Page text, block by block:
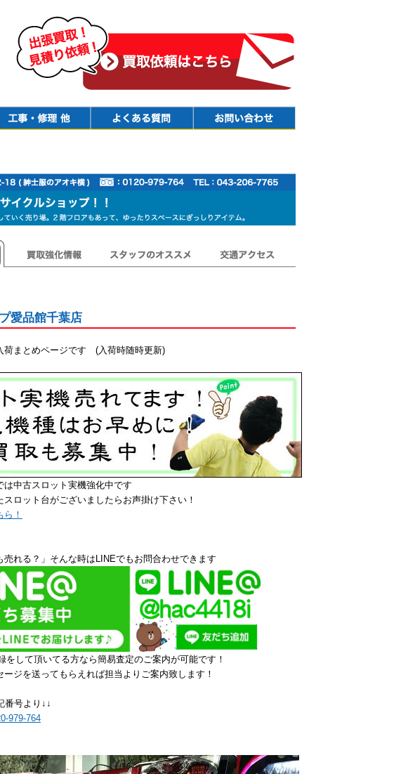
愛品館千葉店
荷まとめページです (入荷時随時更新)
は中古スロット実機強化中です
ロット台がございましたらお声掛け下さい！
！
売れる？」そんな時はLINEでもお問合わせできます
をして頂いてる方なら簡易査定のご案内が可能です！
ージを送ってもらえれば担当よりご案内致します！
番号より↓↓
979-764